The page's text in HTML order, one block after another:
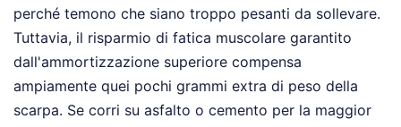
perché temono che siano troppo pesanti da sollevare.
Tuttavia, il risparmio di fatica muscolare garantito
dall'ammortizzazione superiore compensa
ampiamente quei pochi grammi extra di peso della
scarpa. Se corri su asfalto o cemento per la maggior